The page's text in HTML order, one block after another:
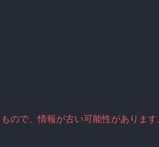
ので、情報が古い可能性があります